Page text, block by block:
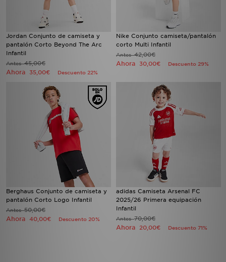
Jordan Conjunto de camiseta y
pantalón Corto Beyond The Arc
Infantil
Antes45,00€
Ahora 35,00€ Descuento 22%
Nike Conjunto camiseta/pantalón
corto Multi Infantil
Antes42,00€
Ahora 30,00€ Descuento 29%
Berghaus Conjunto de camiseta y
pantalón Corto Logo Infantil
Antes50,00€
Ahora 40,00€ Descuento 20%
adidas Camiseta Arsenal FC
2025/26 Primera equipación
Infantil
Antes70,00€
Ahora 20,00€ Descuento 71%